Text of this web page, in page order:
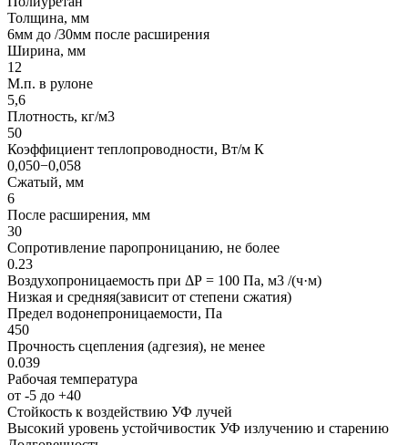
Толщина, мм
6мм до /30мм после расширения
Ширина, мм
12
М.п. в рулоне
5,6
Плотность, кг/м3
50
Коэффициент теплопроводности, Вт/м К
0,050−0,058
Сжатый, мм
6
После расширения, мм
30
Сопротивление паропроницанию, не более
0.23
Воздухопроницаемость при ΔР = 100 Па, м3 /(ч·м)
Низкая и средняя(зависит от степени сжатия)
Предел водонепроницаемости, Па
450
Прочность сцепления (адгезия), не менее
0.039
Рабочая температура
от -5 до +40
Стойкость к воздействию УФ лучей
Высокий уровень устойчивостик УФ излучению и старению